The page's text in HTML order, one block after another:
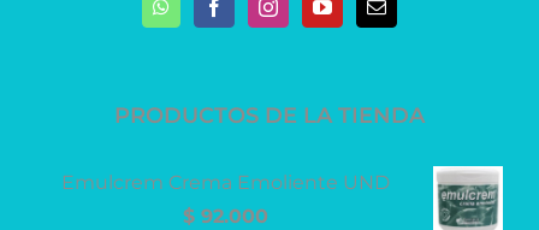
PRODUCTOS DE LA TIENDA
Emulcrem Crema Emoliente UND
$ 92.000